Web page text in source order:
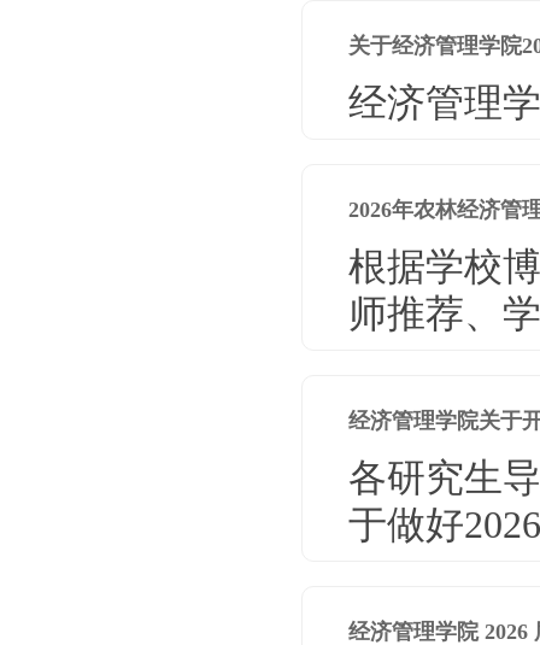
关于经济管理学院
经济管理
2026年农林经济管
根据学校
师推荐、
经济管理学院关于
各研究生
于做好
经济管理学院 2026